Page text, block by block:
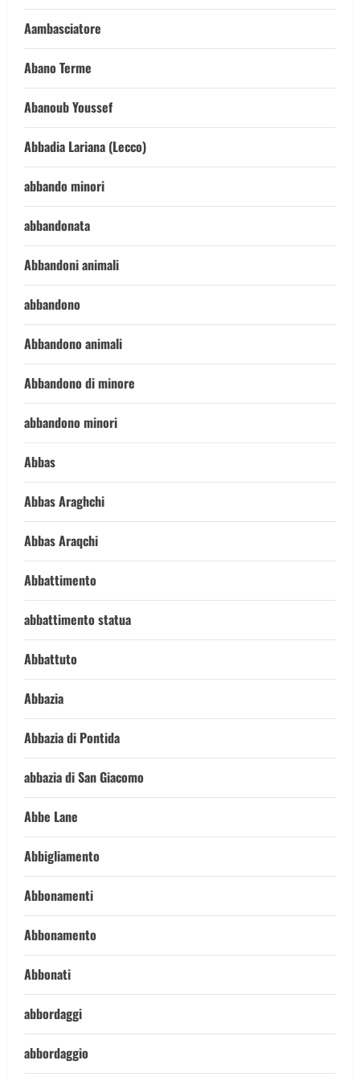
Aambasciatore
Abano Terme
Abanoub Youssef
Abbadia Lariana (Lecco)
abbando minori
abbandonata
Abbandoni animali
abbandono
Abbandono animali
Abbandono di minore
abbandono minori
Abbas
Abbas Araghchi
Abbas Araqchi
Abbattimento
abbattimento statua
Abbattuto
Abbazia
Abbazia di Pontida
abbazia di San Giacomo
Abbe Lane
Abbigliamento
Abbonamenti
Abbonamento
Abbonati
abbordaggi
abbordaggio